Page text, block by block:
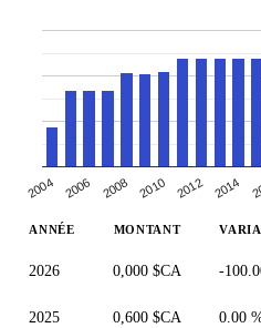
2004 2006 2008 2010 2012 2014
ANNÉE MONTANT
2026 0,000 $CA -
2025 0,600 $CA 0.00